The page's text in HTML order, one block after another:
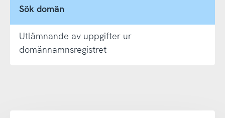
Sök domän
Utlämnande av uppgifter ur
domännamnsregistret